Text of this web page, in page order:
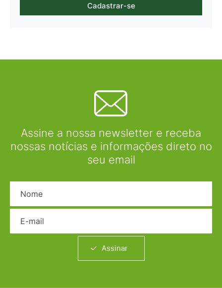
Cadastrar-se
Assine a nossa newsletter e receba
nossas notícias e informações direto no
seu email
Assinar